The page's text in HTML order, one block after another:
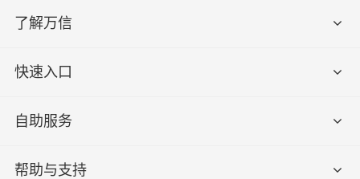
了解万信
快速入口
自助服务
帮助与支持